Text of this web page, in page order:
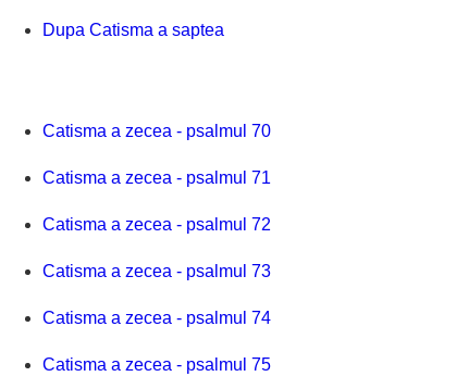
Dupa Catisma a saptea
Catisma a zecea - psalmul 70
Catisma a zecea - psalmul 71
Catisma a zecea - psalmul 72
Catisma a zecea - psalmul 73
Catisma a zecea - psalmul 74
Catisma a zecea - psalmul 75